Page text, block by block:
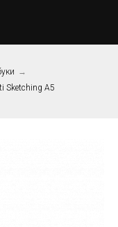
→
Sketching A5